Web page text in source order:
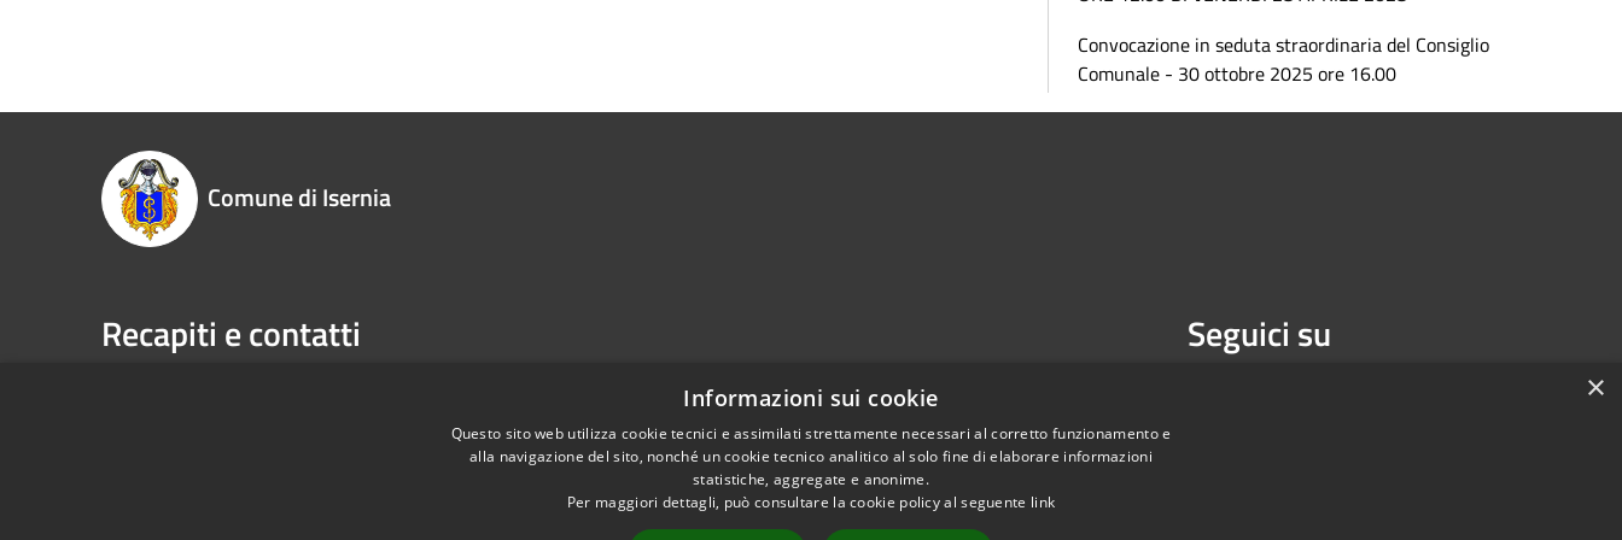
Convocazione in seduta straordinaria del Consiglio
Comunale - 30 ottobre 2025 ore 16.00
Comune di Isernia
Recapiti e contatti
Email:protocollo@comune.isernia.it
Pec: comuneisernia@pec.it
Seguici su
×
Informazioni sui cookie
Questo sito web utilizza cookie tecnici e assimilati strettamente necessari al corretto funzionamento e
alla navigazione del sito, nonché un cookie tecnico analitico al solo fine di elaborare informazioni
statistiche, aggregate e anonime.
Per maggiori dettagli, può consultare la cookie policy al seguente link